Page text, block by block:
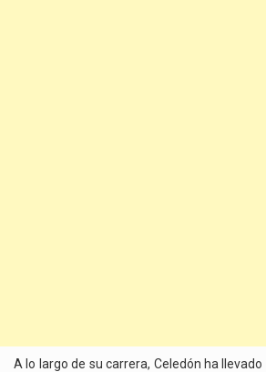
A lo largo de su carrera, Celedón ha